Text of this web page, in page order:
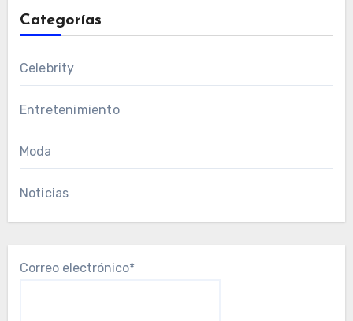
Categorías
Celebrity
Entretenimiento
Moda
Noticias
Correo electrónico*